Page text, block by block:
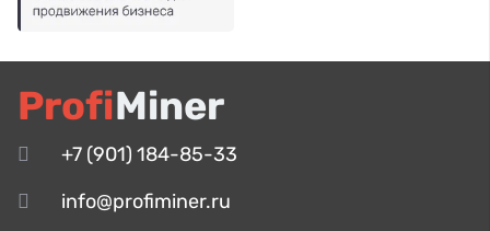
ProfiMiner
+7 (901) 184-85-33
info@profiminer.ru